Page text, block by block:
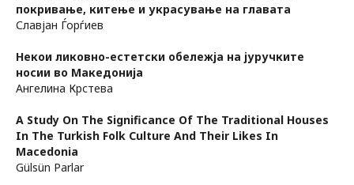
покривање, китење и украсување на главата
Славјан Ѓорѓиев
Некои ликовно-естетски обележја на јуручките
носии во Македонија
Ангелина Крстева
А Study On The Significance Of The Traditional Houses
In The Turkish Folk Culture And Their Likes In
Macedonia
Gülsün Parlar